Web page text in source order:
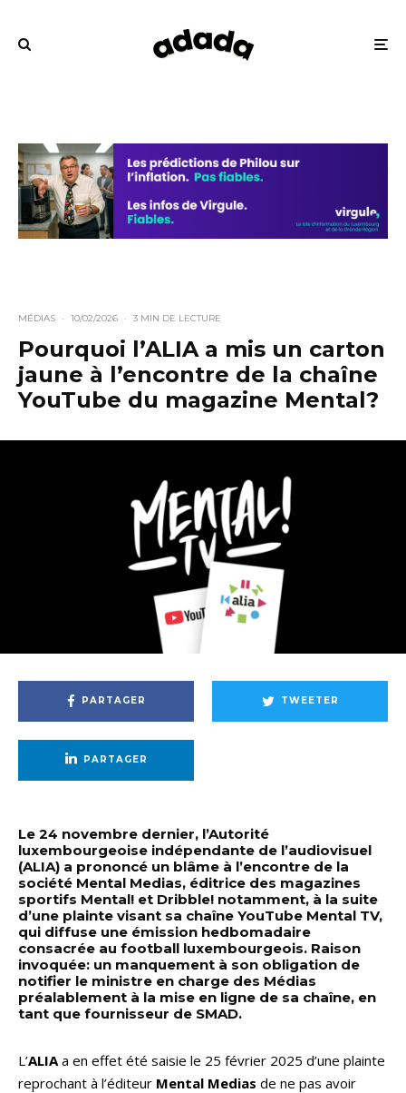
MÉDIAS · 10/02/2026 · 3 MIN DE LECTURE
Pourquoi l’ALIA a mis un carton
jaune à l’encontre de la chaîne
YouTube du magazine Mental?
PARTAGER TWEETER
PARTAGER
Le 24 novembre dernier, l’Autorité
luxembourgeoise indépendante de l’audiovisuel
(ALIA) a prononcé un blâme à l’encontre de la
société Mental Medias, éditrice des magazines
sportifs Mental! et Dribble! notamment, à la suite
d’une plainte visant sa chaîne YouTube Mental TV,
qui diffuse une émission hedbomadaire
consacrée au football luxembourgeois. Raison
invoquée: un manquement à son obligation de
notifier le ministre en charge des Médias
préalablement à la mise en ligne de sa chaîne, en
tant que fournisseur de SMAD.
L’ALIA a en effet été saisie le 25 février 2025 d’une plainte
reprochant à l’éditeur Mental Medias de ne pas avoir